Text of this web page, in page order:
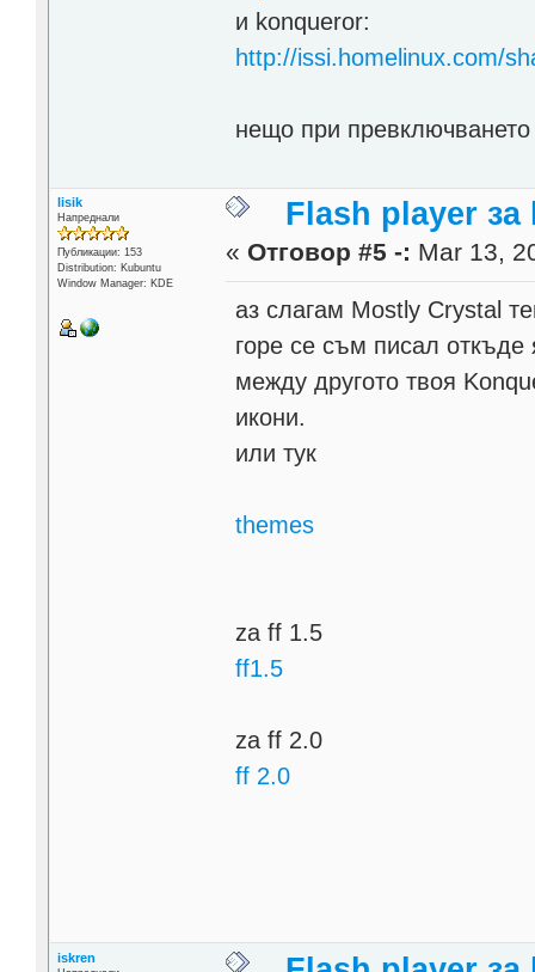
и konqueror:
http://issi.homelinux.com/
нещо при
lisik
Напреднали
Публикации: 153
Distribution: Kubuntu
Window Manager: KDE
Flash player за
« Отговор #5 -: Mar 13,
аз слагам Mostly Crystal
горе се съм писал
между другото твоя
икони.
или тук
themes
za ff 1.5
ff1.5
za ff 2.0
ff 2.0
iskren